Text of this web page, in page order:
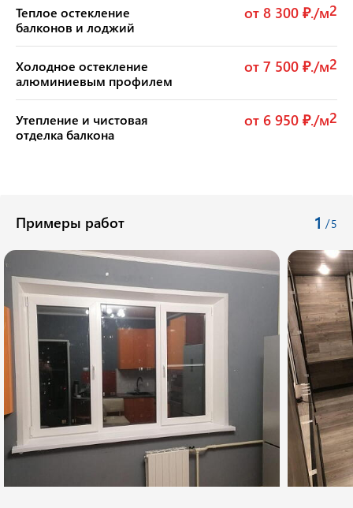
Теплое остекление
балконов и лоджий
от 8 300 ₽./м2
Холодное остекление
алюминиевым профилем
от 7 500 ₽./м2
Утепление и чистовая
отделка балкона
от 6 950 ₽./м2
Примеры работ 1 /5